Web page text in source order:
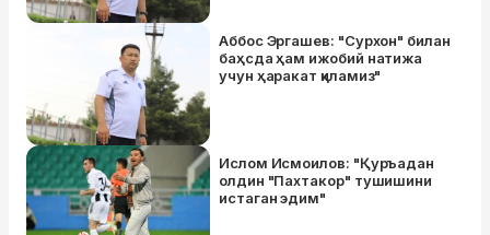
Аббос Эргашев: "Сурхон" билан
баҳсда ҳам ижобий натижа
учун ҳаракат қиламиз"
Ислом Исмоилов: "Қуръадан
олдин "Пахтакор" тушишини
истаган эдим"